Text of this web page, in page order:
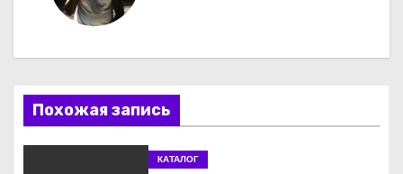
иПохожая запись
КАТАЛОГ